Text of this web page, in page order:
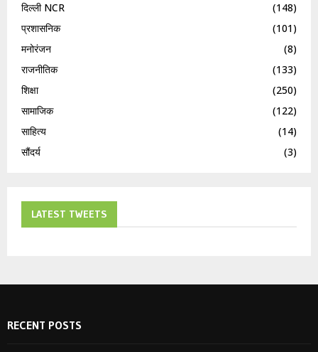
दिल्ली NCR
(148)
प्रशासनिक
(101)
मनोरंजन
(8)
राजनीतिक
(133)
शिक्षा
(250)
सामाजिक
(122)
साहित्य
(14)
सौंदर्य
(3)
LATEST TWEETS
RECENT POSTS